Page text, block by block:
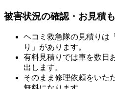
被害状況の確認・お見積
ヘコミ救急隊の見積りは
り」があります。
有料見積りでは車を数日
出します。
そのまま修理依頼をいた